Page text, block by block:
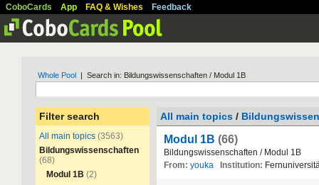
CoboCards App FAQ & Wishes Feedback
Whole Pool | Search in: Bildungswissenschaften / Modul 1B
Filter search
All main topics (3563)
Bildungswissenschaften
(68)
Modul 1B (2)
All main topics /
Modul 1B (66)
Bildungswissenschaften / Modul 1B
From: youka Institution: Fernuniversit